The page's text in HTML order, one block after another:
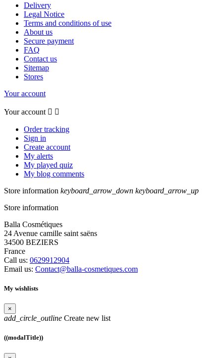
Delivery
Legal Notice
Terms and conditions of use
About us
Secure payment
FAQ
Contact us
Sitemap
Stores
Your account
Your account  
Order tracking
Sign in
Create account
My alerts
My played quiz
My blog comments
Store information keyboard_arrow_down keyboard_arrow_up
Store information
Balla Cosmétiques
24 Avenue camille saint saëns
34500 BEZIERS
France
Call us: 0629912904
Email us: Contact@balla-cosmetiques.com
My wishlists
×
add_circle_outline Create new list
((modalTitle))